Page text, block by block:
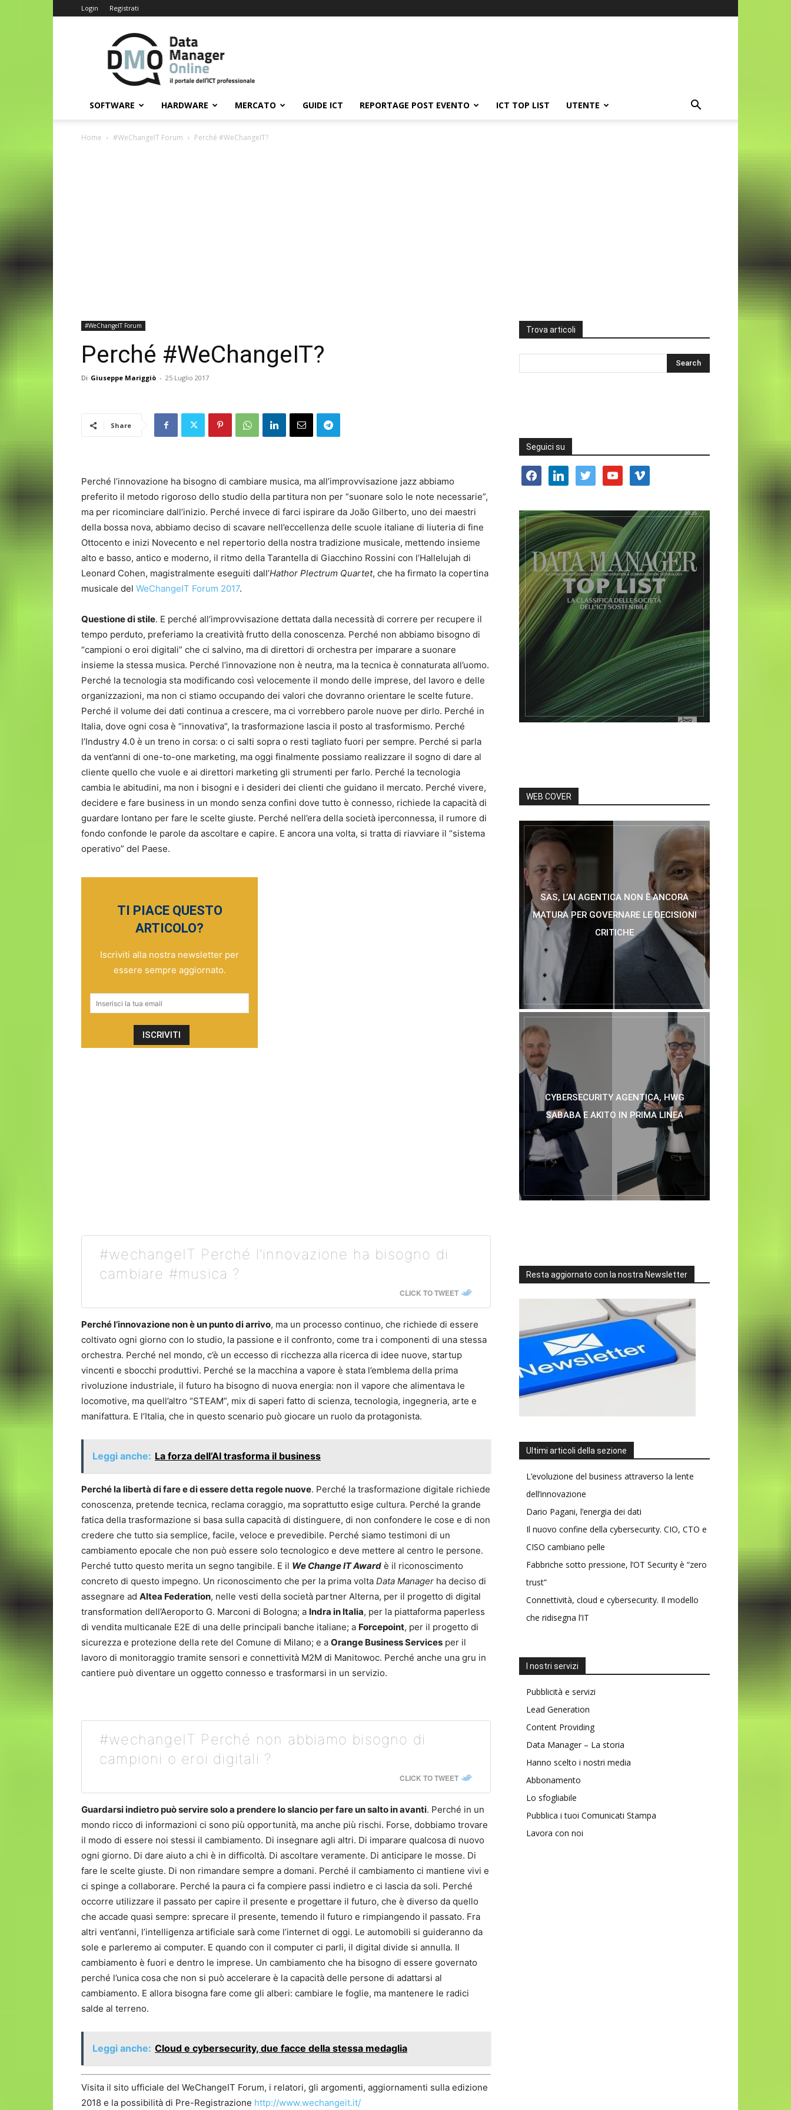
Login Registrati
Data
Manager
Online
SOFTWARE HARDWARE MERCATO GUIDE ICT REPORTAGE POST EVENTO ICT TOP LIST UTENTE
Home #WeChangeIT Forum Perché #WeChangeIT?
#WeChangeIT Forum
Perché #WeChangeIT?
Di Giuseppe Mariggiò - 25 Luglio 2017
Share
Perché l’innovazione ha bisogno di cambiare musica, ma all’improvvisazione jazz abbiamo
preferito il metodo rigoroso dello studio della partitura non per “suonare solo le note necessarie”,
ma per ricominciare dall’inizio. Perché invece di farci ispirare da João Gilberto, uno dei maestri
della bossa nova, abbiamo deciso di scavare nell’eccellenza delle scuole italiane di liuteria di fine
Ottocento e inizi Novecento e nel repertorio della nostra tradizione musicale, mettendo insieme
alto e basso, antico e moderno, il ritmo della Tarantella di Giacchino Rossini con l’Hallelujah di
Leonard Cohen, magistralmente eseguiti dall’Hathor Plectrum Quartet, che ha firmato la copertina
musicale del WeChangeIT Forum 2017.
Questione di stile. E perché all’improvvisazione dettata dalla necessità di correre per recupere il
tempo perduto, preferiamo la creatività frutto della conoscenza. Perché non abbiamo bisogno di
“campioni o eroi digitali” che ci salvino, ma di direttori di orchestra per imparare a suonare
insieme la stessa musica. Perché l’innovazione non è neutra, ma la tecnica è connaturata all’uomo.
Perché la tecnologia sta modificando così velocemente il mondo delle imprese, del lavoro e delle
organizzazioni, ma non ci stiamo occupando dei valori che dovranno orientare le scelte future.
Perché il volume dei dati continua a crescere, ma ci vorrebbero parole nuove per dirlo. Perché in
Italia, dove ogni cosa è “innovativa”, la trasformazione lascia il posto al trasformismo. Perché
l’Industry 4.0 è un treno in corsa: o ci salti sopra o resti tagliato fuori per sempre. Perché si parla
da vent’anni di one-to-one marketing, ma oggi finalmente possiamo realizzare il sogno di dare al
cliente quello che vuole e ai direttori marketing gli strumenti per farlo. Perché la tecnologia
cambia le abitudini, ma non i bisogni e i desideri dei clienti che guidano il mercato. Perché vivere,
decidere e fare business in un mondo senza confini dove tutto è connesso, richiede la capacità di
guardare lontano per fare le scelte giuste. Perché nell’era della società iperconnessa, il rumore di
fondo confonde le parole da ascoltare e capire. E ancora una volta, si tratta di riavviare il “sistema
operativo” del Paese.
TI PIACE QUESTO
ARTICOLO?
Iscriviti alla nostra newsletter per
essere sempre aggiornato.
#wechangeIT Perché l’innovazione ha bisogno di
cambiare #musica ?
CLICK TO TWEET
Perché l’innovazione non è un punto di arrivo, ma un processo continuo, che richiede di essere
coltivato ogni giorno con lo studio, la passione e il confronto, come tra i componenti di una stessa
orchestra. Perché nel mondo, c’è un eccesso di ricchezza alla ricerca di idee nuove, startup
vincenti e sbocchi produttivi. Perché se la macchina a vapore è stata l’emblema della prima
rivoluzione industriale, il futuro ha bisogno di nuova energia: non il vapore che alimentava le
locomotive, ma quell’altro “STEAM”, mix di saperi fatto di scienza, tecnologia, ingegneria, arte e
manifattura. E l’Italia, che in questo scenario può giocare un ruolo da protagonista.
Leggi anche: La forza dell’AI trasforma il business
Perché la libertà di fare e di essere detta regole nuove. Perché la trasformazione digitale richiede
conoscenza, pretende tecnica, reclama coraggio, ma soprattutto esige cultura. Perché la grande
fatica della trasformazione si basa sulla capacità di distinguere, di non confondere le cose e di non
credere che tutto sia semplice, facile, veloce e prevedibile. Perché siamo testimoni di un
cambiamento epocale che non può essere solo tecnologico e deve mettere al centro le persone.
Perché tutto questo merita un segno tangibile. E il We Change IT Award è il riconoscimento
concreto di questo impegno. Un riconoscimento che per la prima volta Data Manager ha deciso di
assegnare ad Altea Federation, nelle vesti della società partner Alterna, per il progetto di digital
transformation dell’Aeroporto G. Marconi di Bologna; a Indra in Italia, per la piattaforma paperless
di vendita multicanale E2E di una delle principali banche italiane; a Forcepoint, per il progetto di
sicurezza e protezione della rete del Comune di Milano; e a Orange Business Services per il
lavoro di monitoraggio tramite sensori e connettività M2M di Manitowoc. Perché anche una gru in
cantiere può diventare un oggetto connesso e trasformarsi in un servizio.
#wechangeIT Perché non abbiamo bisogno di
campioni o eroi digitali ?
CLICK TO TWEET
Guardarsi indietro può servire solo a prendere lo slancio per fare un salto in avanti. Perché in un
mondo ricco di informazioni ci sono più opportunità, ma anche più rischi. Forse, dobbiamo trovare
il modo di essere noi stessi il cambiamento. Di insegnare agli altri. Di imparare qualcosa di nuovo
ogni giorno. Di dare aiuto a chi è in difficoltà. Di ascoltare veramente. Di anticipare le mosse. Di
fare le scelte giuste. Di non rimandare sempre a domani. Perché il cambiamento ci mantiene vivi e
ci spinge a collaborare. Perché la paura ci fa compiere passi indietro e ci lascia da soli. Perché
occorre utilizzare il passato per capire il presente e progettare il futuro, che è diverso da quello
che accade quasi sempre: sprecare il presente, temendo il futuro e rimpiangendo il passato. Fra
altri vent’anni, l’intelligenza artificiale sarà come l’internet di oggi. Le automobili si guideranno da
sole e parleremo ai computer. E quando con il computer ci parli, il digital divide si annulla. Il
cambiamento è fuori e dentro le imprese. Un cambiamento che ha bisogno di essere governato
perché l’unica cosa che non si può accelerare è la capacità delle persone di adattarsi al
cambiamento. E allora bisogna fare come gli alberi: cambiare le foglie, ma mantenere le radici
salde al terreno.
Leggi anche: Cloud e cybersecurity, due facce della stessa medaglia
Visita il sito ufficiale del WeChangeIT Forum, i relatori, gli argomenti, aggiornamenti sulla edizione
2018 e la possibilità di Pre-Registrazione http://www.wechangeit.it/
Trova articoli
Seguici su
facebooklinkedin twitter youtube vimeo
WEB COVER
SAS, L’AI AGENTICA NON È ANCORA
MATURA PER GOVERNARE LE DECISIONI
CRITICHE
CYBERSECURITY AGENTICA, HWG
SABABA E AKITO IN PRIMA LINEA
Resta aggiornato con la nostra Newsletter
Ultimi articoli della sezione
L’evoluzione del business attraverso la lente
dell’innovazione
Dario Pagani, l’energia dei dati
Il nuovo confine della cybersecurity. CIO, CTO e
CISO cambiano pelle
Fabbriche sotto pressione, l’OT Security è “zero
trust”
Connettività, cloud e cybersecurity. Il modello
che ridisegna l’IT
I nostri servizi
Pubblicità e servizi
Lead Generation
Content Providing
Data Manager – La storia
Hanno scelto i nostri media
Abbonamento
Lo sfogliabile
Pubblica i tuoi Comunicati Stampa
Lavora con noi